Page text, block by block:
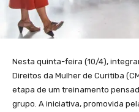
Nesta quinta-feira (10/4),
Direitos da Mulher de Curitiba
etapa de um treinamento
grupo. A iniciativa, promovida